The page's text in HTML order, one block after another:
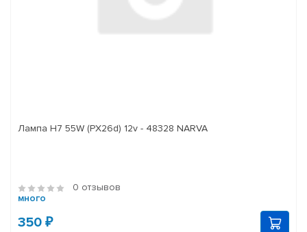
Лампа H7 55W (PX26d) 12v - 48328 NARVA
0 отзывов
много
350 ₽